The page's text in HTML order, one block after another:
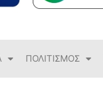
ΠΟΛΙΤΙΣΜΟΣ